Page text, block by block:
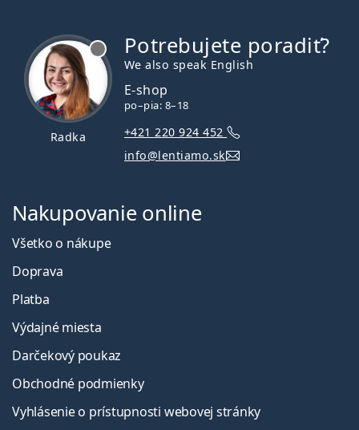
Radka
Potrebujete poradiť?
We also speak English
E-shop
po–pia: 8–18
+421 220 924 452
info@lentiamo.sk
Nakupovanie online
Všetko o nákupe
Doprava
Platba
Výdajné miesta
Darčekový poukaz
Obchodné podmienky
Vyhlásenie o prístupnosti webovej stránky